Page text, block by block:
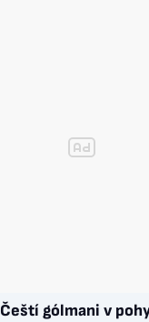
Čeští gólmani v